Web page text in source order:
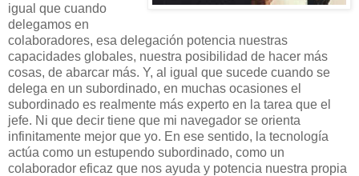
igual que cuando
delegamos en
colaboradores, esa delegación potencia nuestras
capacidades globales, nuestra posibilidad de hacer más
cosas, de abarcar más. Y, al igual que sucede cuando se
delega en un subordinado, en muchas ocasiones el
subordinado es realmente más experto en la tarea que el
jefe. Ni que decir tiene que mi navegador se orienta
infinitamente mejor que yo. En ese sentido, la tecnología
actúa como un estupendo subordinado, como un
colaborador eficaz que nos ayuda y potencia nuestra propia